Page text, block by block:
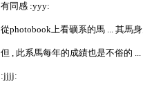
有同感 :yyy:
從photobook上看礦系的馬 ... 其馬
但 , 此系馬每年的成績也是不俗的
:jjjj: